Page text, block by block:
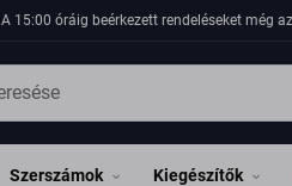
A 15:00 óráig beérkezett rendeléseket még
Szerszámok Kiegészítők